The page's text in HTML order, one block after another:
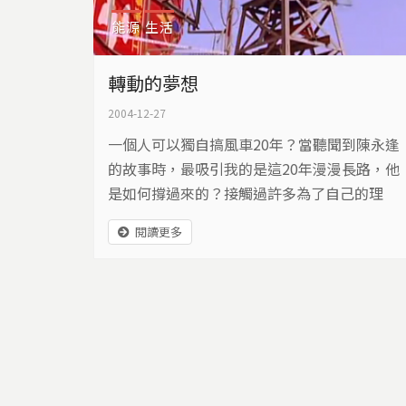
能源 生活
轉動的夢想
2004-12-27
一個人可以獨自搞風車20年？當聽聞到陳永逢
的故事時，最吸引我的是這20年漫漫長路，他
是如何撐過來的？接觸過許多為了自己的理
想，投入各種不同領域專研的人，但20年是一
段很長的時間，能夠一直保有高度的熱情不是
閱讀更多